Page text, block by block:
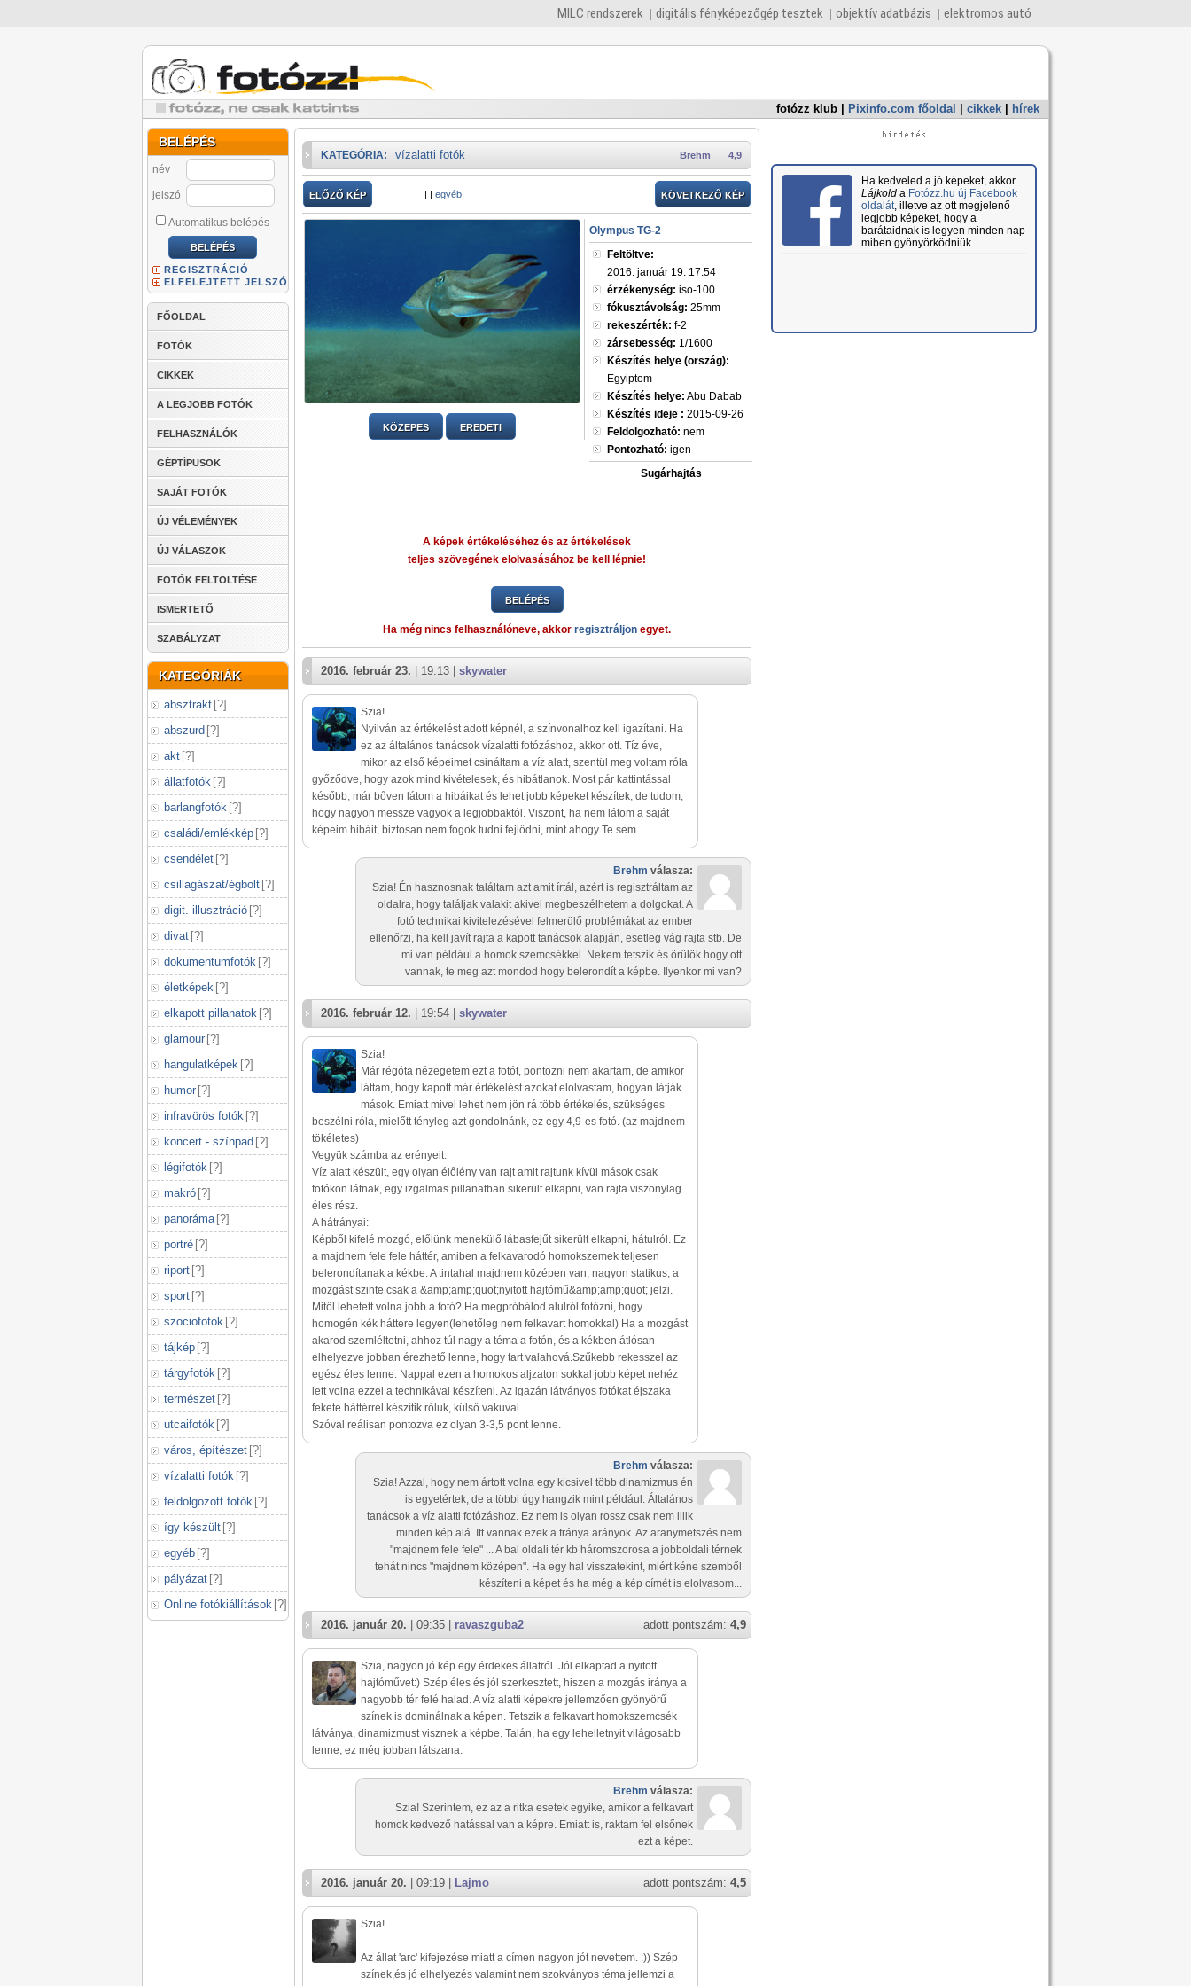
MILC rendszerek digitális fényképezőgép tesztek objektív adatbázis elektromos autó
fotózz klub Pixinfo.com főoldal cikkek hírek
BELÉPÉS
név
jelszó
Automatikus belépés
REGISZTRÁCIÓ
ELFELEJTETT JELSZÓ
FŐOLDAL
FOTÓK
CIKKEK
A LEGJOBB FOTÓK
FELHASZNÁLÓK
GÉPTÍPUSOK
SAJÁT FOTÓK
ÚJ VÉLEMÉNYEK
ÚJ VÁLASZOK
FOTÓK FELTÖLTÉSE
ISMERTETŐ
SZABÁLYZAT
KATEGÓRIÁK
absztrakt [?]
abszurd [?]
akt [?]
állatfotók [?]
barlangfotók [?]
családi/emlékkép [?]
csendélet [?]
csillagászat/égbolt [?]
digit. illusztráció [?]
divat [?]
dokumentumfotók [?]
életképek [?]
elkapott pillanatok [?]
glamour [?]
hangulatképek [?]
humor [?]
infravörös fotók [?]
koncert - színpad [?]
légifotók [?]
makró [?]
panoráma [?]
portré [?]
riport [?]
sport [?]
szociofotók [?]
tájkép [?]
tárgyfotók [?]
természet [?]
utcaifotók [?]
város, építészet [?]
vízalatti fotók [?]
feldolgozott fotók [?]
így készült [?]
egyéb [?]
pályázat [?]
Online fotókiállítások [?]
4,9
Brehm
KATEGÓRIA: vízalatti fotók
ELŐZŐ KÉP | | egyéb KÖVETKEZŐ KÉP
KÖZEPES EREDETI
Olympus TG-2
Feltöltve:
2016. január 19. 17:54
érzékenység: iso-100
fókusztávolság: 25mm
rekeszérték: f-2
zársebesség: 1/1600
Készítés helye (ország):
Egyiptom
Készítés helye: Abu Dabab
Készítés ideje : 2015-09-26
Feldolgozható: nem
Pontozható: igen
Sugárhajtás
A képek értékeléséhez és az értékelések
teljes szövegének elolvasásához be kell lépnie!
BELÉPÉS
Ha még nincs felhasználóneve, akkor regisztráljon egyet.
2016. február 23. | 19:13 | skywater
Szia!
Nyilván az értékelést adott képnél, a színvonalhoz kell igazítani. Ha
ez az általános tanácsok vízalatti fotózáshoz, akkor ott. Tíz éve,
mikor az első képeimet csináltam a víz alatt, szentül meg voltam róla
győződve, hogy azok mind kivételesek, és hibátlanok. Most pár kattintással
később, már bőven látom a hibáikat és lehet jobb képeket készítek, de tudom,
hogy nagyon messze vagyok a legjobbaktól. Viszont, ha nem látom a saját
képeim hibáit, biztosan nem fogok tudni fejlődni, mint ahogy Te sem.
Brehm válasza:
Szia! Én hasznosnak találtam azt amit írtál, azért is regisztráltam az
oldalra, hogy találjak valakit akivel megbeszélhetem a dolgokat. A
fotó technikai kivitelezésével felmerülő problémákat az ember
ellenőrzi, ha kell javít rajta a kapott tanácsok alapján, esetleg vág rajta stb. De
mi van például a homok szemcsékkel. Nekem tetszik és örülök hogy ott
vannak, te meg azt mondod hogy belerondít a képbe. Ilyenkor mi van?
2016. február 12. | 19:54 | skywater
Szia!
Már régóta nézegetem ezt a fotót, pontozni nem akartam, de amikor
láttam, hogy kapott már értékelést azokat elolvastam, hogyan látják
mások. Emiatt mivel lehet nem jön rá több értékelés, szükséges
beszélni róla, mielőtt tényleg azt gondolnánk, ez egy 4,9-es fotó. (az majdnem
tökéletes)
Vegyük számba az erényeit:
Víz alatt készült, egy olyan élőlény van rajt amit rajtunk kívül mások csak
fotókon látnak, egy izgalmas pillanatban sikerült elkapni, van rajta viszonylag
éles rész.
A hátrányai:
Képből kifelé mozgó, előlünk menekülő lábasfejűt sikerült elkapni, hátulról. Ez
a majdnem fele fele háttér, amiben a felkavarodó homokszemek teljesen
belerondítanak a kékbe. A tintahal majdnem középen van, nagyon statikus, a
mozgást szinte csak a &amp;amp;quot;nyitott hajtómű&amp;amp;quot; jelzi.
Mitől lehetett volna jobb a fotó? Ha megpróbálod alulról fotózni, hogy
homogén kék háttere legyen(lehetőleg nem felkavart homokkal) Ha a mozgást
akarod szemléltetni, ahhoz túl nagy a téma a fotón, és a kékben átlósan
elhelyezve jobban érezhető lenne, hogy tart valahová.Szűkebb rekesszel az
egész éles lenne. Nappal ezen a homokos aljzaton sokkal jobb képet nehéz
lett volna ezzel a technikával készíteni. Az igazán látványos fotókat éjszaka
fekete háttérrel készítik róluk, külső vakuval.
Szóval reálisan pontozva ez olyan 3-3,5 pont lenne.
Brehm válasza:
Szia! Azzal, hogy nem ártott volna egy kicsivel több dinamizmus én
is egyetértek, de a többi úgy hangzik mint például: Általános
tanácsok a víz alatti fotózáshoz. Ez nem is olyan rossz csak nem illik
minden kép alá. Itt vannak ezek a fránya arányok. Az aranymetszés nem
"majdnem fele fele" ... A bal oldali tér kb háromszorosa a jobboldali térnek
tehát nincs "majdnem középen". Ha egy hal visszatekint, miért kéne szemből
készíteni a képet és ha még a kép címét is elolvasom...
adott pontszám: 4,9
2016. január 20. | 09:35 | ravaszguba2
Szia, nagyon jó kép egy érdekes állatról. Jól elkaptad a nyitott
hajtóművet:) Szép éles és jól szerkesztett, hiszen a mozgás iránya a
nagyobb tér felé halad. A víz alatti képekre jellemzően gyönyörű
színek is dominálnak a képen. Tetszik a felkavart homokszemcsék
látványa, dinamizmust visznek a képbe. Talán, ha egy lehelletnyit világosabb
lenne, ez még jobban látszana.
Brehm válasza:
Szia! Szerintem, ez az a ritka esetek egyike, amikor a felkavart
homok kedvező hatással van a képre. Emiatt is, raktam fel elsőnek
ezt a képet.
adott pontszám: 4,5
2016. január 20. | 09:19 | Lajmo
Szia!
Az állat 'arc' kifejezése miatt a címen nagyon jót nevettem. :)) Szép
színek,és jó elhelyezés valamint nem szokványos téma jellemzi a
Ha kedveled a jó képeket, akkor
Lájkolda Fotózz.hu új Facebook
oldalát, illetve az ott megjelenő
legjobb képeket, hogy a
barátaidnak is legyen minden nap
miben gyönyörködniük.